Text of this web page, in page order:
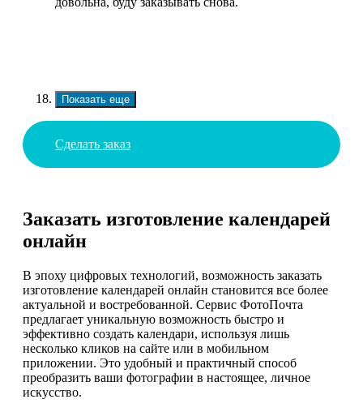
Показать еще
Сделать заказ
Заказать изготовление календарей
онлайн
В эпоху цифровых технологий, возможность заказать
изготовление календарей онлайн становится все более
актуальной и востребованной. Сервис ФотоПочта
предлагает уникальную возможность быстро и
эффективно создать календари, используя лишь
несколько кликов на сайте или в мобильном
приложении. Это удобный и практичный способ
преобразить ваши фотографии в настоящее, личное
искусство.